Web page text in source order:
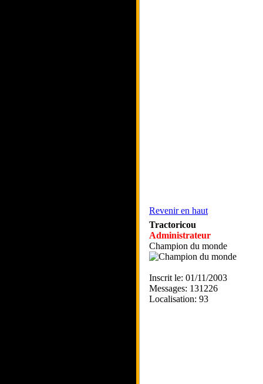
Revenir en haut
Tractoricou
Administrateur
Champion du monde
Inscrit le: 01/11/2003
Messages: 131226
Localisation: 93